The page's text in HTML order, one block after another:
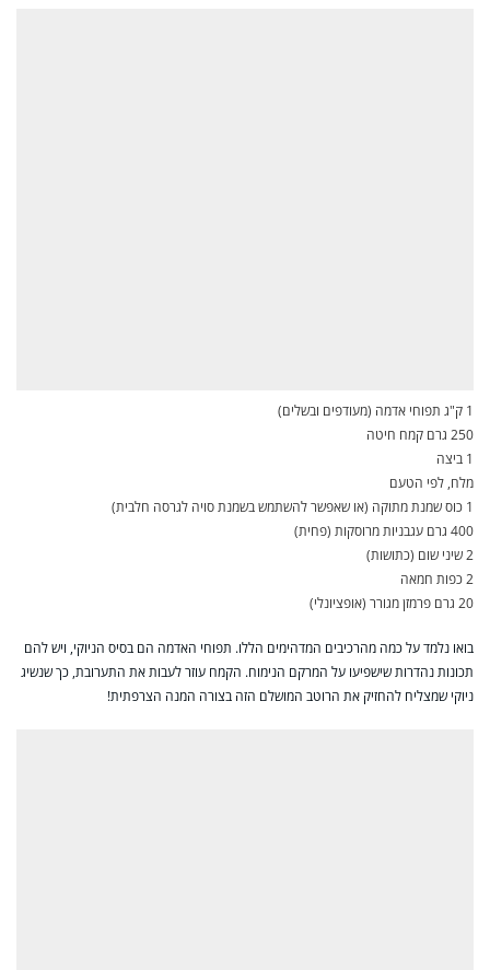
1 ק"ג תפוחי אדמה (מעודפים ובשלים)
250 גרם קמח חיטה
1 ביצה
מלח, לפי הטעם
1 כוס שמנת מתוקה (או שאפשר להשתמש בשמנת סויה לגרסה חלבית)
400 גרם עגבניות מרוסקות (פחית)
2 שיני שום (כתושות)
2 כפות חמאה
20 גרם פרמזן מגורר (אופציונלי)
בואו נלמד על כמה מהרכיבים המדהימים הללו. תפוחי האדמה הם בסיס הניוקי, ויש להם
תכונות נהדרות שישפיעו על המרקם הנימוח. הקמח עוזר לעבות את התערובת, כך שנשיג
ניוקי שמצליח להחזיק את הרוטב המושלם הזה בצורה המנה הצרפתית!